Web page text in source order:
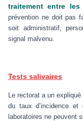
traitement entre les
prévention ne doit pas
soit administratif,
signal malvenu.
Tests salivaires
Le rectorat a un
du taux d’incidence et
laboratoires ne peuvent